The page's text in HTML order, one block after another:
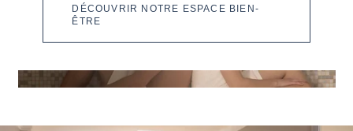
DÉCOUVRIR NOTRE ESPACE BIEN-
ÊTRE